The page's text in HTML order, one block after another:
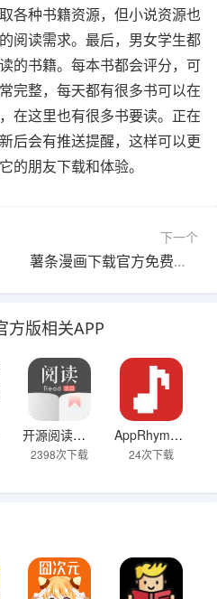
各种书籍资源，但小说资源也
阅读需求。最后，男女学生都
的书籍。每本书都会评分，可
完整，每天都有很多书可以在
在这里也有很多书要读。正在
后会有推送提醒，这样可以更
的朋友下载和体验。
下一个
薯条漫画下载官方免费无广告版
方版相关APP
开源阅读可换源小说官方版
2398次下载
AppRhyme免费开源版
24次下载